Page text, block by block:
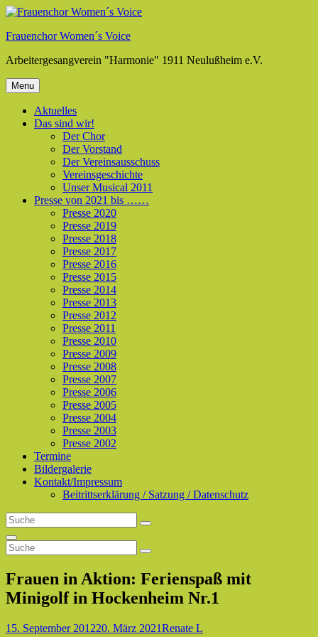
Skip
content
Frauenchor Women´s Voice
Arbeitergesangverein "Harmonie" 1911 Neulußheim e.V.
Menu
Aktuelles
Das sind wir!
Der Chor
Der Vorstand
Der Vereinsausschuss
Vereinsgeschichte
Unser Musical 2011
Presse von 2021 bis ……
Presse 2020
Presse 2019
Presse 2018
Presse 2017
Presse 2016
Presse 2015
Presse 2014
Presse 2013
Presse 2012
Presse 2011
Presse 2010
Presse 2009
Presse 2008
Presse 2007
Presse 2006
Presse 2005
Presse 2004
Presse 2003
Presse 2002
Termine
Bildergalerie
Kontakt/Impressum
Beitrittserklärung / Satzung / Datenschutz
Search
for:
Search
Search
Search
for:
Search
Frauen in Aktion: Ferienspaß mit
Minigolf in Hockenheim Nr.1
Posted-
15. September 201220. März 2021By
Byline
Renate L